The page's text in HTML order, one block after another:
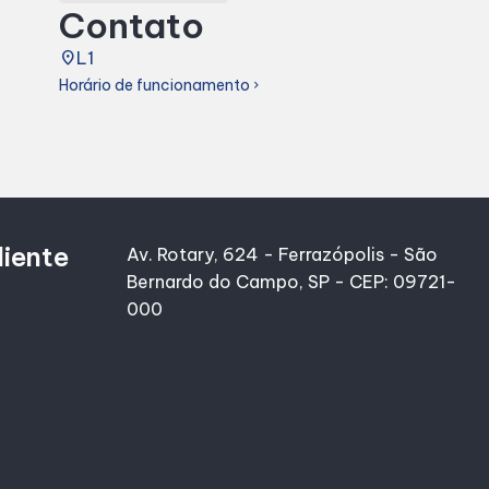
Contato
placeL1
Horário de funcionamento chevron_right
Av. Rotary, 624 - Ferrazópolis - São
Bernardo do Campo, SP - CEP: 09721-
000